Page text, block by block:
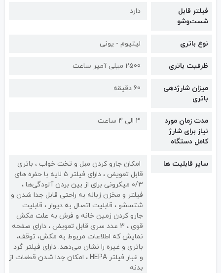
فیلتر قابل
شست‌و‌شو
دارد
نوع باتری لیتیوم - یونی
ظرفیت باتری 2500 میلی آمپر ساعت
میزان شارژدهی
باتری
60 دقیقه
مدت زمان مورد
نیاز برای شارژ
کامل دستگاه
3 الی 4 ساعت
سایر قابلیت ها
امکان جارو کردن مبل و تخت خواب ، باتری
قابل تعویض ، دارای فیلتر ۵ لایه با حفره های
۰/۳ میکرونی برای از بین بردن آلودگی‌ها ،
فیلتر و مخزن زباله به راحتی قابل جدا شدن و
شتسشو ، قابلیت اتصال به دیوار ، قابلیت
جارو کردن زمین خانه و فرش به علت مکش
قوی ، 3 عدد سری قابل تعویض ، دارای صفحه
نمایش که اطلاعات مربوط به مکش، توقف،
باتری و غیره را نشان می‌دهد. دارای فیلتر گرد
و غبار فیلتر HEPA ، امکان جدا شدن قطعات از
بدنه